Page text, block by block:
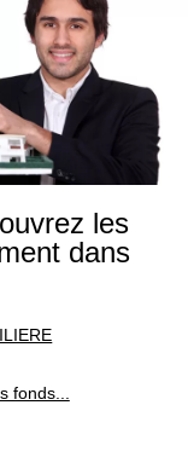
les
dans
fonds...